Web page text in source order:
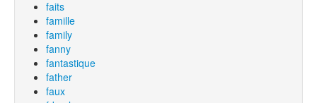
faits
famille
family
fanny
fantastique
father
faux